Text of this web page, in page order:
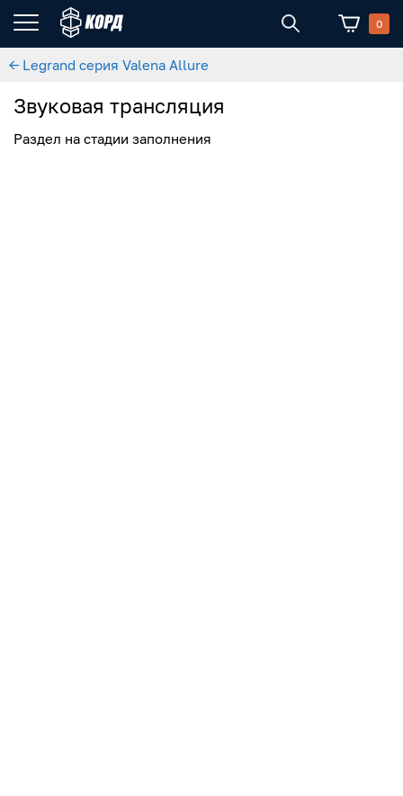
0
← Legrand серия Valena Allure
Звуковая трансляция
Раздел на стадии заполнения